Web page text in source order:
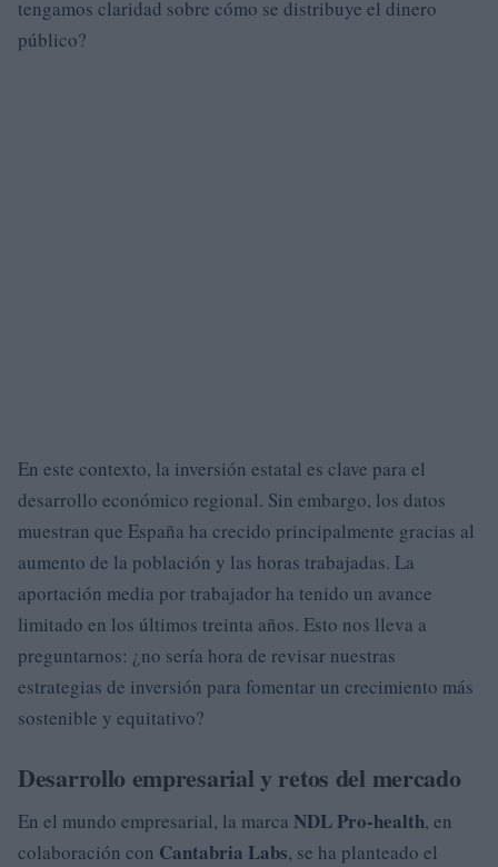
tengamos claridad sobre cómo se distribuye el dinero
público?
En este contexto, la inversión estatal es clave para el
desarrollo económico regional. Sin embargo, los datos
muestran que España ha crecido principalmente gracias al
aumento de la población y las horas trabajadas. La
aportación media por trabajador ha tenido un avance
limitado en los últimos treinta años. Esto nos lleva a
preguntarnos: ¿no sería hora de revisar nuestras
estrategias de inversión para fomentar un crecimiento más
sostenible y equitativo?
Desarrollo empresarial y retos del mercado
En el mundo empresarial, la marca NDL Pro-health, en
colaboración con Cantabria Labs, se ha planteado el